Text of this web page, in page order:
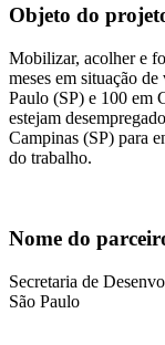
Objeto do
Mobilizar, acolher e
meses em situação
Paulo (SP) e 100 em
estejam
Campinas (SP) para
do trabalho.
Nome do
Secretaria de
São Paulo